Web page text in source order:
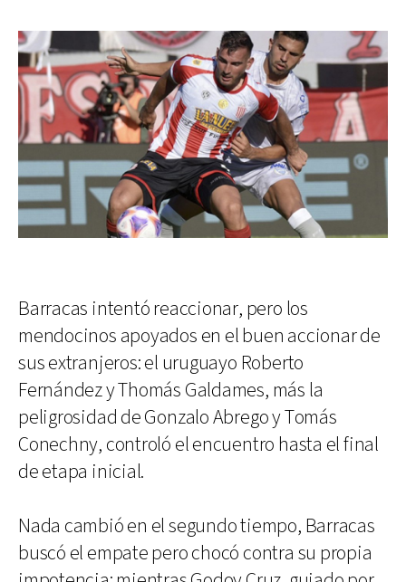
Barracas intentó reaccionar, pero los
mendocinos apoyados en el buen accionar de
sus extranjeros: el uruguayo Roberto
Fernández y Thomás Galdames, más la
peligrosidad de Gonzalo Abrego y Tomás
Conechny, controló el encuentro hasta el final
de etapa inicial.
Nada cambió en el segundo tiempo, Barracas
buscó el empate pero chocó contra su propia